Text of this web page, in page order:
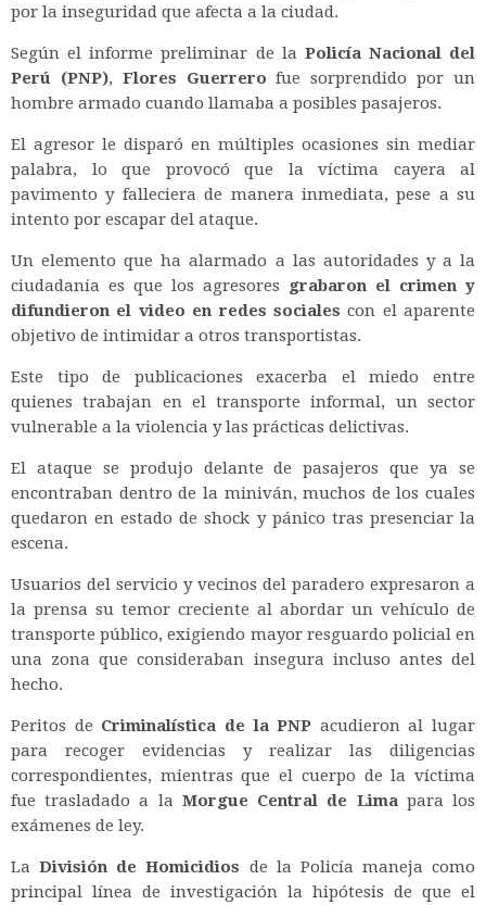
por la inseguridad que afecta a la ciudad.
Según el informe preliminar de la Policía Nacional del
Perú (PNP), Flores Guerrero fue sorprendido por un
hombre armado cuando llamaba a posibles pasajeros.
El agresor le disparó en múltiples ocasiones sin mediar
palabra, lo que provocó que la víctima cayera al
pavimento y falleciera de manera inmediata, pese a su
intento por escapar del ataque.
Un elemento que ha alarmado a las autoridades y a la
ciudadanía es que los agresores grabaron el crimen y
difundieron el video en redes sociales con el aparente
objetivo de intimidar a otros transportistas.
Este tipo de publicaciones exacerba el miedo entre
quienes trabajan en el transporte informal, un sector
vulnerable a la violencia y las prácticas delictivas.
El ataque se produjo delante de pasajeros que ya se
encontraban dentro de la miniván, muchos de los cuales
quedaron en estado de shock y pánico tras presenciar la
escena.
Usuarios del servicio y vecinos del paradero expresaron a
la prensa su temor creciente al abordar un vehículo de
transporte público, exigiendo mayor resguardo policial en
una zona que consideraban insegura incluso antes del
hecho.
Peritos de Criminalística de la PNP acudieron al lugar
para recoger evidencias y realizar las diligencias
correspondientes, mientras que el cuerpo de la víctima
fue trasladado a la Morgue Central de Limapara los
exámenes de ley.
LaDivisión de Homicidios de la Policía maneja como
principal línea de investigación la hipótesis de que el